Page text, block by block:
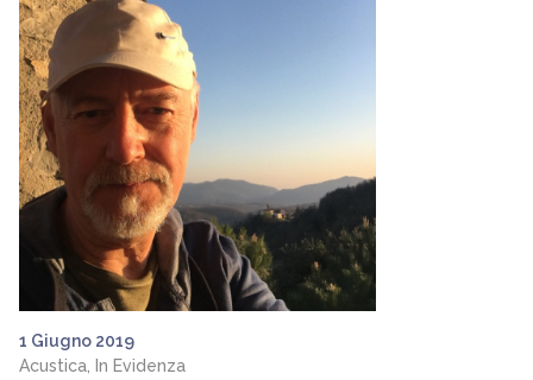
1 Giugno 2019
Acustica, In Evidenza